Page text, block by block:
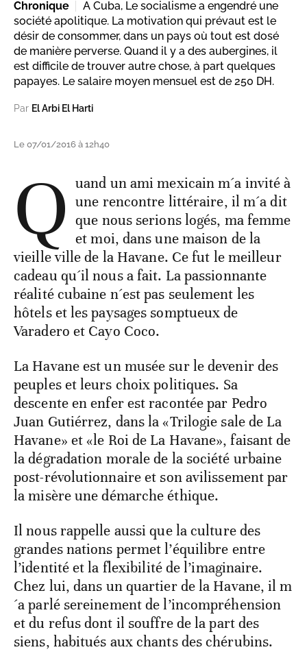
Chronique
A Cuba, Le socialisme a engendré une
société apolitique. La motivation qui prévaut est le
désir de consommer, dans un pays où tout est dosé
de manière perverse. Quand il y a des aubergines, il
est difficile de trouver autre chose, à part quelques
papayes. Le salaire moyen mensuel est de 250 DH.
Par El Arbi El Harti
Le 07/01/2016 à 12h40
Q uand un ami mexicain m´a invité à
une rencontre littéraire, il m´a dit
que nous serions logés, ma femme
et moi, dans une maison de la
vieille ville de la Havane. Ce fut le meilleur
cadeau qu´il nous a fait. La passionnante
réalité cubaine n´est pas seulement les
hôtels et les paysages somptueux de
Varadero et Cayo Coco.
La Havane est un musée sur le devenir des
peuples et leurs choix politiques. Sa
descente en enfer est racontée par Pedro
Juan Gutiérrez, dans la «Trilogie sale de La
Havane» et «le Roi de La Havane», faisant de
la dégradation morale de la société urbaine
post-révolutionnaire et son avilissement par
la misère une démarche éthique.
Il nous rappelle aussi que la culture des
grandes nations permet l’équilibre entre
l’identité et la flexibilité de l’imaginaire.
Chez lui, dans un quartier de la Havane, il m
´a parlé sereinement de l’incompréhension
et du refus dont il souffre de la part des
siens, habitués aux chants des chérubins.